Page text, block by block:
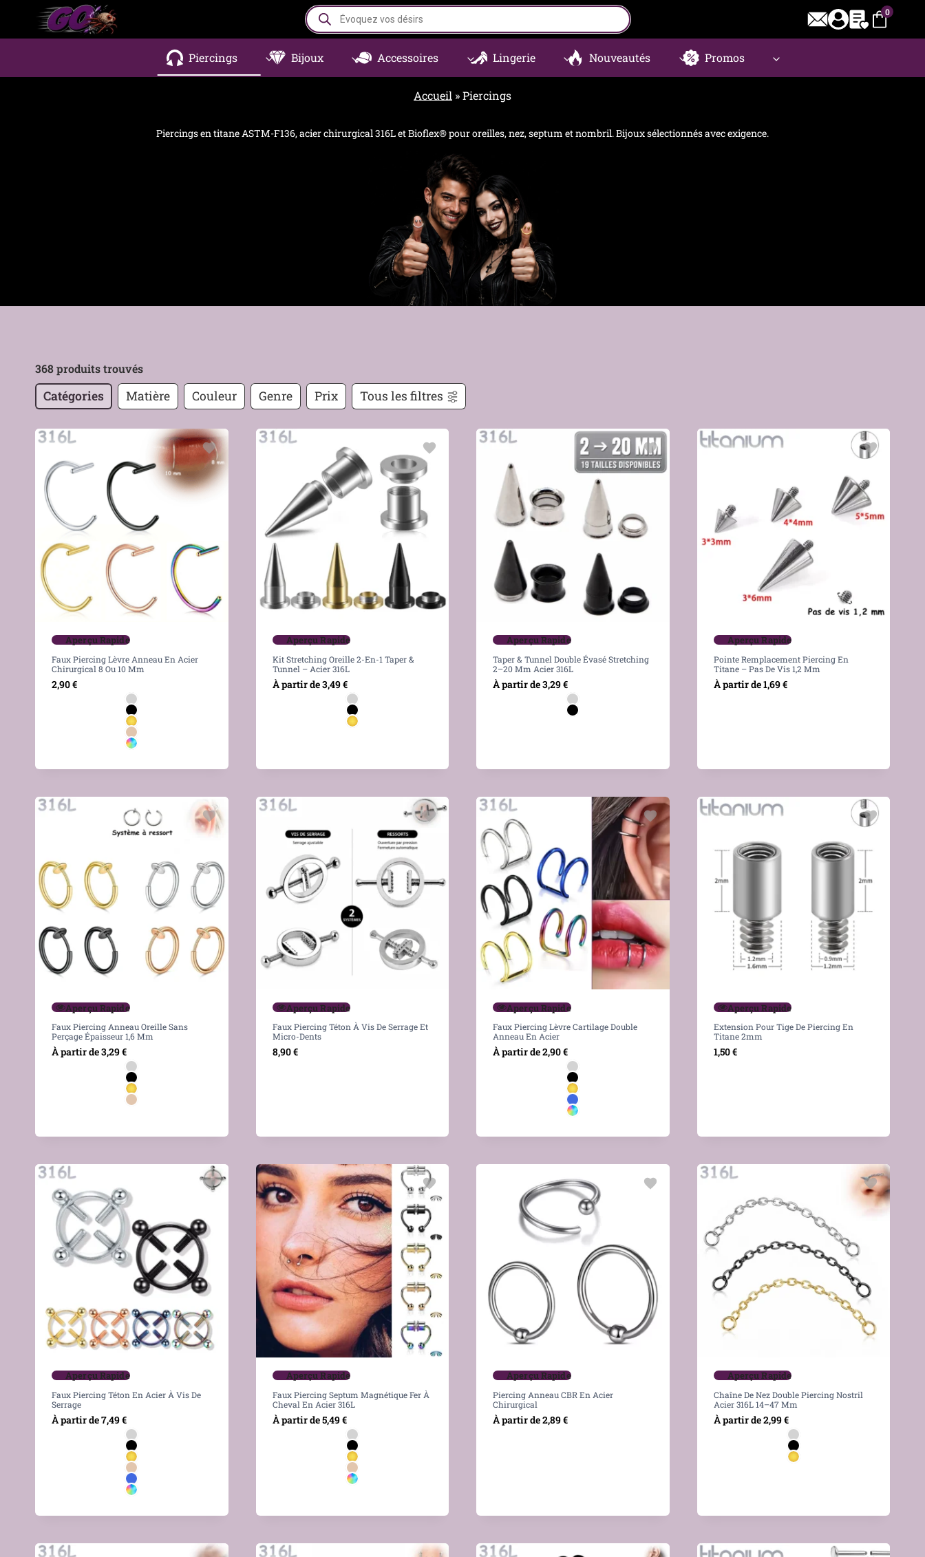
contenu
Recherche
de
produits
0
Piercings Bijoux Accessoires Lingerie Nouveautés Promos
Accueil »Piercings
Piercings en titane ASTM-F136, acier chirurgical 316L et Bioflex® pour oreilles, nez, septum et nombril. Bijoux sélectionnés avec exigence.
368 produits trouvés
Catégories Matière Couleur Genre Prix Tous les filtres
Aperçu Rapide
Faux Piercing Lèvre Anneau En Acier
Chirurgical 8 Ou 10 Mm
2,90€
Aperçu Rapide
Kit Stretching Oreille 2-En-1 Taper &
Tunnel – Acier 316L
À partir de3,49€
Aperçu Rapide
Taper & Tunnel Double Évasé Stretching
2–20 Mm Acier 316L
À partir de3,29€
Aperçu Rapide
Pointe Remplacement Piercing En
Titane – Pas De Vis 1,2 Mm
À partir de1,69€
Aperçu Rapide
Faux Piercing Anneau Oreille Sans
Perçage Épaisseur 1,6 Mm
À partir de3,29€
Aperçu Rapide
Faux Piercing Téton À Vis De Serrage Et
Micro-Dents
8,90€
Aperçu Rapide
Faux Piercing Lèvre Cartilage Double
Anneau En Acier
À partir de2,90€
Aperçu Rapide
Extension Pour Tige De Piercing En
Titane 2mm
1,50€
Aperçu Rapide
Faux Piercing Téton En Acier À Vis De
Serrage
À partir de7,49€
Aperçu Rapide
Faux Piercing Septum Magnétique Fer À
Cheval En Acier 316L
À partir de5,49€
Aperçu Rapide
Piercing Anneau CBR En Acier
Chirurgical
À partir de2,89€
Aperçu Rapide
Chaîne De Nez Double Piercing Nostril
Acier 316L 14–47 Mm
À partir de2,99€